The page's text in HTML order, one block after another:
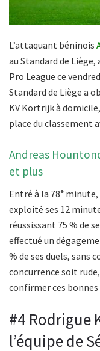
L’attaquant béninois
au Standard de
Pro League ce
Standard de Liège a
KV Kortrijk à
place du classement
Andreas
et plus
Entré à la 78ᵉ
exploité ses 12
réussissant 75 % de
effectué un
% de ses duels, sans
concurrence soit
confirmer ces
#4 Rodrigue
l’équipe de